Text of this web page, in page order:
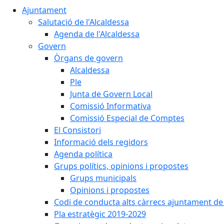
Ajuntament
Salutació de l'Alcaldessa
Agenda de l'Alcaldessa
Govern
Òrgans de govern
Alcaldessa
Ple
Junta de Govern Local
Comissió Informativa
Comissió Especial de Comptes
El Consistori
Informació dels regidors
Agenda política
Grups polítics, opinions i propostes
Grups municipals
Opinions i propostes
Codi de conducta alts càrrecs ajuntament
Pla estratègic 2019-2029